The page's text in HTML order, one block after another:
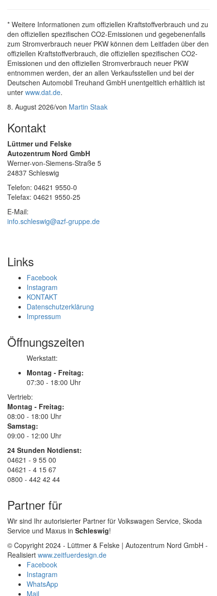
* Weitere Informationen zum offiziellen Kraftstoffverbrauch und zu
den offiziellen spezifischen CO2-Emissionen und gegebenenfalls
zum Stromverbrauch neuer PKW können dem Leitfaden über den
offiziellen Kraftstoffverbrauch, die offiziellen spezifischen CO2-
Emissionen und den offiziellen Stromverbrauch neuer PKW
entnommen werden, der an allen Verkaufsstellen und bei der
Deutschen Automobil Treuhand GmbH unentgeltlich erhältlich ist
unter www.dat.de.
8. August 2026/von Martin Staak
Kontakt
Lüttmer und Felske
Autozentrum Nord GmbH
Werner-von-Siemens-Straße 5
24837 Schleswig
Telefon: 04621 9550-0
Telefax: 04621 9550-25
E-Mail:
info.schleswig@azf-gruppe.de
Links
Facebook
Instagram
KONTAKT
Datenschutzerklärung
Impressum
Öffnungszeiten
Werkstatt:
Montag - Freitag:
07:30 - 18:00 Uhr
Vertrieb:
Montag - Freitag:
08:00 - 18:00 Uhr
Samstag:
09:00 - 12:00 Uhr
24 Stunden Notdienst:
04621 - 9 55 00
04621 - 4 15 67
0800 - 442 42 44
Partner für
Wir sind Ihr autorisierter Partner für Volkswagen Service, Skoda
Service und Maxus in Schleswig!
© Copyright 2024 - Lüttmer & Felske | Autozentrum Nord GmbH -
Realisiert www.zeitfuerdesign.de
Facebook
Instagram
WhatsApp
Mail